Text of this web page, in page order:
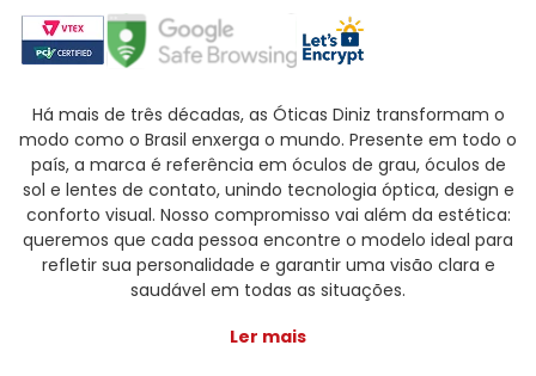
Há mais de três décadas, as Óticas Diniz transformam o
modo como o Brasil enxerga o mundo. Presente em todo o
país, a marca é referência em óculos de grau, óculos de
sol e lentes de contato, unindo tecnologia óptica, design e
conforto visual. Nosso compromisso vai além da estética:
queremos que cada pessoa encontre o modelo ideal para
refletir sua personalidade e garantir uma visão clara e
saudável em todas as situações.
Ler mais